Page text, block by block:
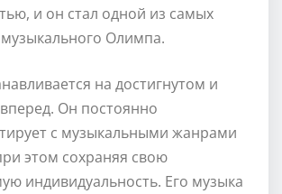
и он стал одной из самых
музыкального Олимпа.
на достигнутом и
вперед. Он постоянно
с музыкальными жанрами
этом сохраняя свою
индивидуальность. Его музыка